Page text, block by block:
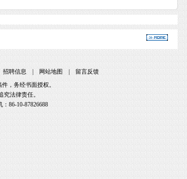
招聘信息|网站地图|留言反馈
，务经书面授权。
究法律责任。
：86-10-87826688